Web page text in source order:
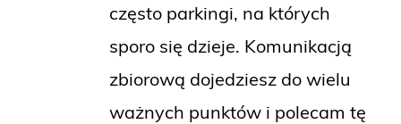
często parkingi, na których
sporo się dzieje. Komunikacją
zbiorową dojedziesz do wielu
ważnych punktów i polecam tę